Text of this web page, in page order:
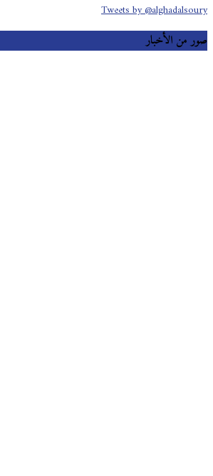
Tweets by @alghadalsoury
صور من الأخبار